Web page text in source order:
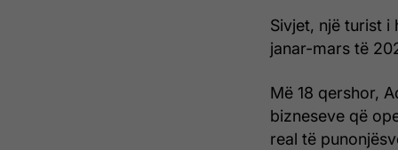
Sivjet, një turist i
janar-mars të
Më 18 qershor,
bizneseve që
real të